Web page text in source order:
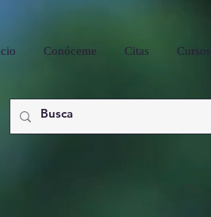
Conóceme Citas Cursos